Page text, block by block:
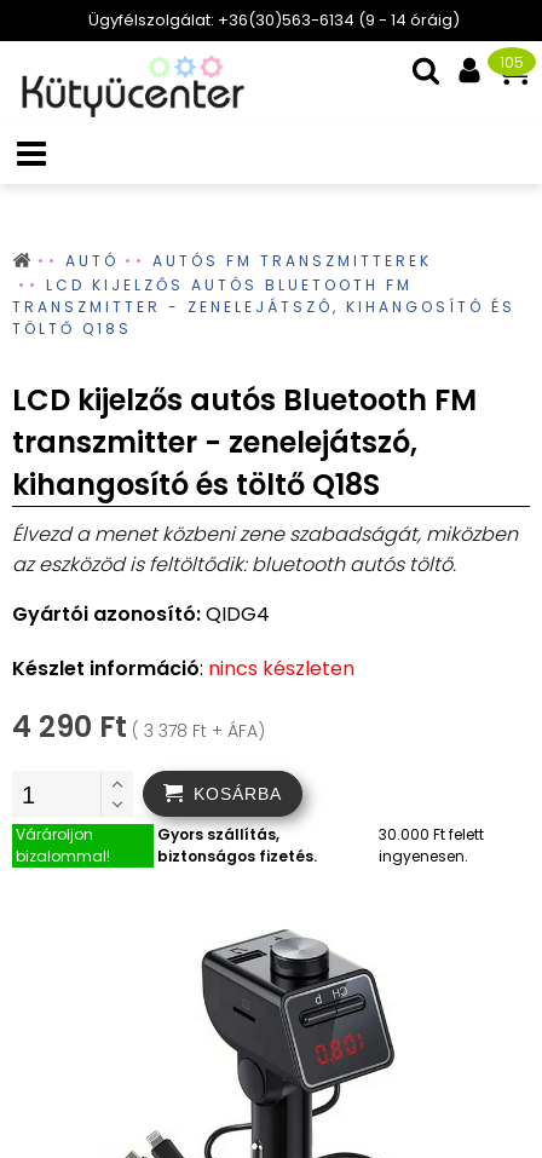
Ügyfélszolgálat: +36(30)563-6134 (9 - 14 óráig)
105
AUTÓ
AUTÓS FM TRANSZMITTEREK
LCD KIJELZŐS AUTÓS BLUETOOTH FM
TRANSZMITTER - ZENELEJÁTSZÓ, KIHANGOSÍTÓ ÉS
TÖLTŐ Q18S
LCD kijelzős autós Bluetooth FM
transzmitter - zenelejátszó,
kihangosító és töltő Q18S
Élvezd a menet közbeni zene szabadságát, miközben
az eszközöd is feltöltődik: bluetooth autós töltő.
Gyártói azonosító:QIDG4
Készlet információ: nincs készleten
4 290 Ft ( 3 378 Ft + ÁFA)
KOSÁRBA
Várároljon
bizalommal!
Gyors szállítás,
biztonságos fizetés.
30.000 Ft felett
ingyenesen.